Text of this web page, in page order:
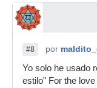
#8 por
Yo solo he usado
estilo" For the